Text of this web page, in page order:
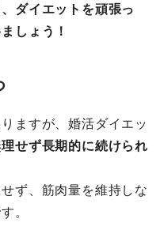
ダイエットを頑張っ
しょう！
ますが、婚活ダイエッ
理せず長期的に続けられ
ず、筋肉量を維持しな
。